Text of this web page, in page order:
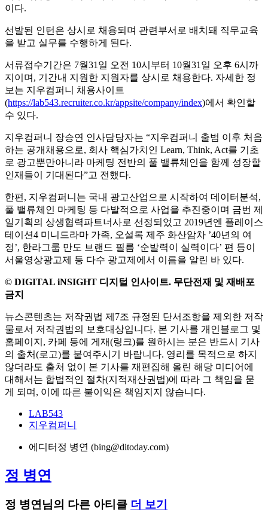
이다.
선발된 인턴은 상시로 채용되며 관련부서로 배치돼 직무교육
을 받고 실무를 수행하게 된다.
서류접수기간은 7월31일 오전 10시부터 10월31일 오후 6시까
지이며, 기간내 지원한 지원자를 상시로 채용한다. 자세한 정
보는 지우컴퍼니 채용사이트
(https://lab543.recruiter.co.kr/appsite/company/index)에서 확인할
수 있다.
지우컴퍼니 장승연 인사담당자는 “지우컴퍼니 출범 이후 처음
하는 공개채용으로, 회사 핵심가치인 Learn, Think, Act를 기초
로 광고뿐만아니라 마케팅 전반의 풀 밸류체인을 함께 성장할
인재들이 기대된다”고 전했다.
한편, 지우컴퍼니는 국내 광고산업으로 시작하여 데이터분석,
풀 밸류체인 마케팅 등 다발적으로 사업을 추진중이며 금번 제
일기획의 상생협력파트너사로 선정되었고 2019년엔 플레이스
테이션4 미니드라마 가족, 오설록 제주 화산암차 ’40년의 여
정’, 한라그룹 만도 브랜드 필름 ‘순발력이 실력이다’ 편 등이
서울영상광고제 등 다수 광고제에서 이름을 알린 바 있다.
© DIGITAL iNSIGHT 디지털 인사이트. 무단전재 및 재배포
금지
뉴스콘텐츠는 저작권법 제7조 규정된 단서조항을 제외한 저작
물로서 저작권법의 보호대상입니다. 본 기사를 개인블로그 및
홈페이지, 카페 등에 게재(링크)를 원하시는 분은 반드시 기사
의 출처(로고)를 붙여주시기 바랍니다. 영리를 목적으로 하지
않더라도 출처 없이 본 기사를 재편집해 올린 해당 미디어에
대해서는 합법적인 절차(지적재산권법)에 따라 그 책임을 묻
게 되며, 이에 따른 불이익은 책임지지 않습니다.
LAB543
지우컴퍼니
에디터 정 병연 (bing@ditoday.com)
정 병연
정 병연님의 다른 아티클 더 보기